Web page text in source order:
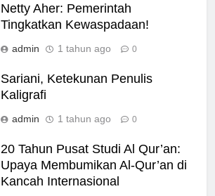
Netty Aher: Pemerintah
Tingkatkan Kewaspadaan!
admin 1 tahun ago 0
Sariani, Ketekunan Penulis
Kaligrafi
admin 1 tahun ago 0
20 Tahun Pusat Studi Al Qur’an:
Upaya Membumikan Al-Qur’an di
Kancah Internasional